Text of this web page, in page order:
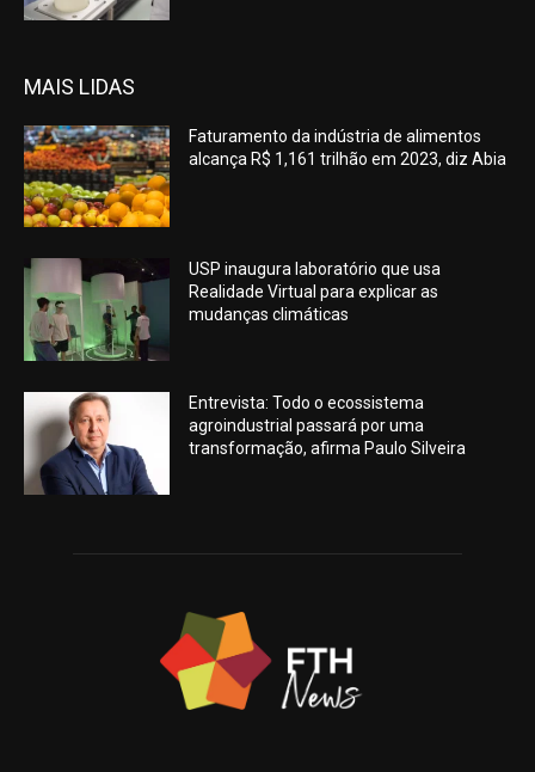
MAIS LIDAS
Faturamento da indústria de alimentos
alcança R$ 1,161 trilhão em 2023, diz Abia
USP inaugura laboratório que usa
Realidade Virtual para explicar as
mudanças climáticas
Entrevista: Todo o ecossistema
agroindustrial passará por uma
transformação, afirma Paulo Silveira